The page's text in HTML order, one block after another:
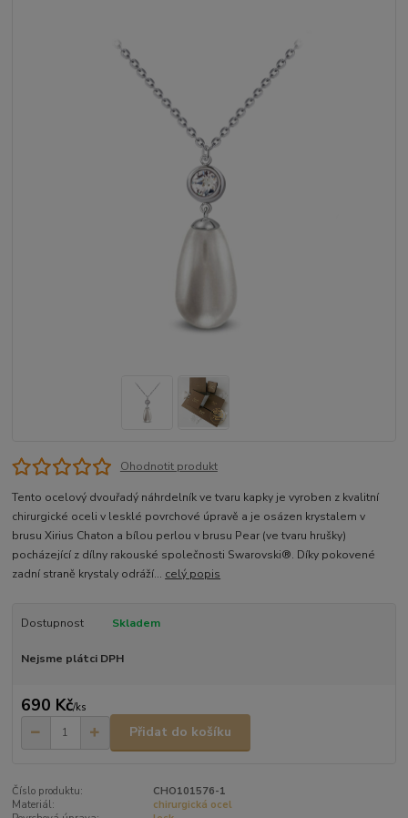
Ohodnotit produkt
Tento ocelový dvouřadý náhrdelník ve tvaru kapky je vyroben z kvalitní
chirurgické oceli v lesklé povrchové úpravě a je osázen krystalem v
brusu Xirius Chaton a bílou perlou v brusu Pear (ve tvaru hrušky)
pocházející z dílny rakouské společnosti Swarovski®. Díky pokovené
zadní straně krystaly odráží... celý popis
Dostupnost Skladem
Nejsme plátci DPH
690 Kč/ks
Přidat do košíku
Číslo produktu:
CHO101576-1
Materiál:
chirurgická ocel